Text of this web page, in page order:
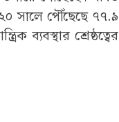
সালে পৌঁছেছে ৭৭.৯
ব্যবস্থার শ্রেষ্ঠত্বের